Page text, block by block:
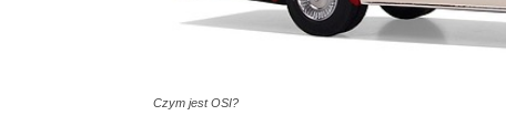
Czym jest OSI?